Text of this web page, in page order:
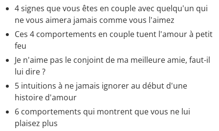
4 signes que vous êtes en couple avec quelqu'un qui
ne vous aimera jamais comme vous l'aimez
Ces 4 comportements en couple tuent l'amour à petit
feu
Je n'aime pas le conjoint de ma meilleure amie, faut-il
lui dire ?
5 intuitions à ne jamais ignorer au début d'une
histoire d'amour
6 comportements qui montrent que vous ne lui
plaisez plus